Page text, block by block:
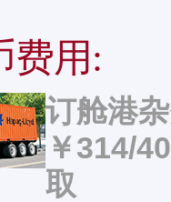
费用:
订舱港
￥314/
取